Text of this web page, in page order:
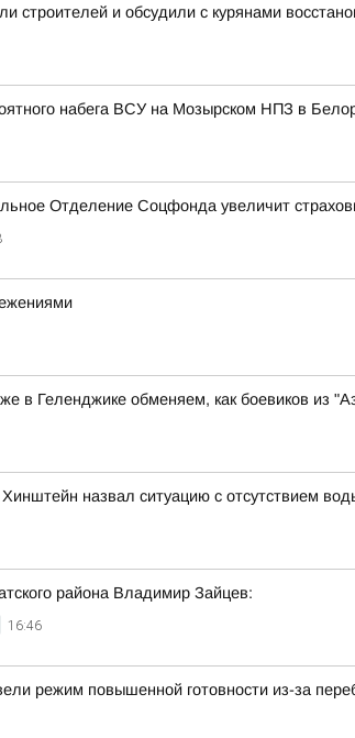
строителей и обсудили с курянами
набега ВСУ на Мозырском НПЗ в
Отделение Соцфонда увеличит
в Геленджике обменяем, как боевиков из
Хинштейн назвал ситуацию с отсутствием
района Владимир Зайцев:
16:46
режим повышенной готовности из-за